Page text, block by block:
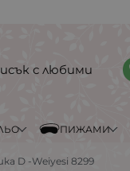
с любими
ПИЖАМИ
D -Weiyesi 8299